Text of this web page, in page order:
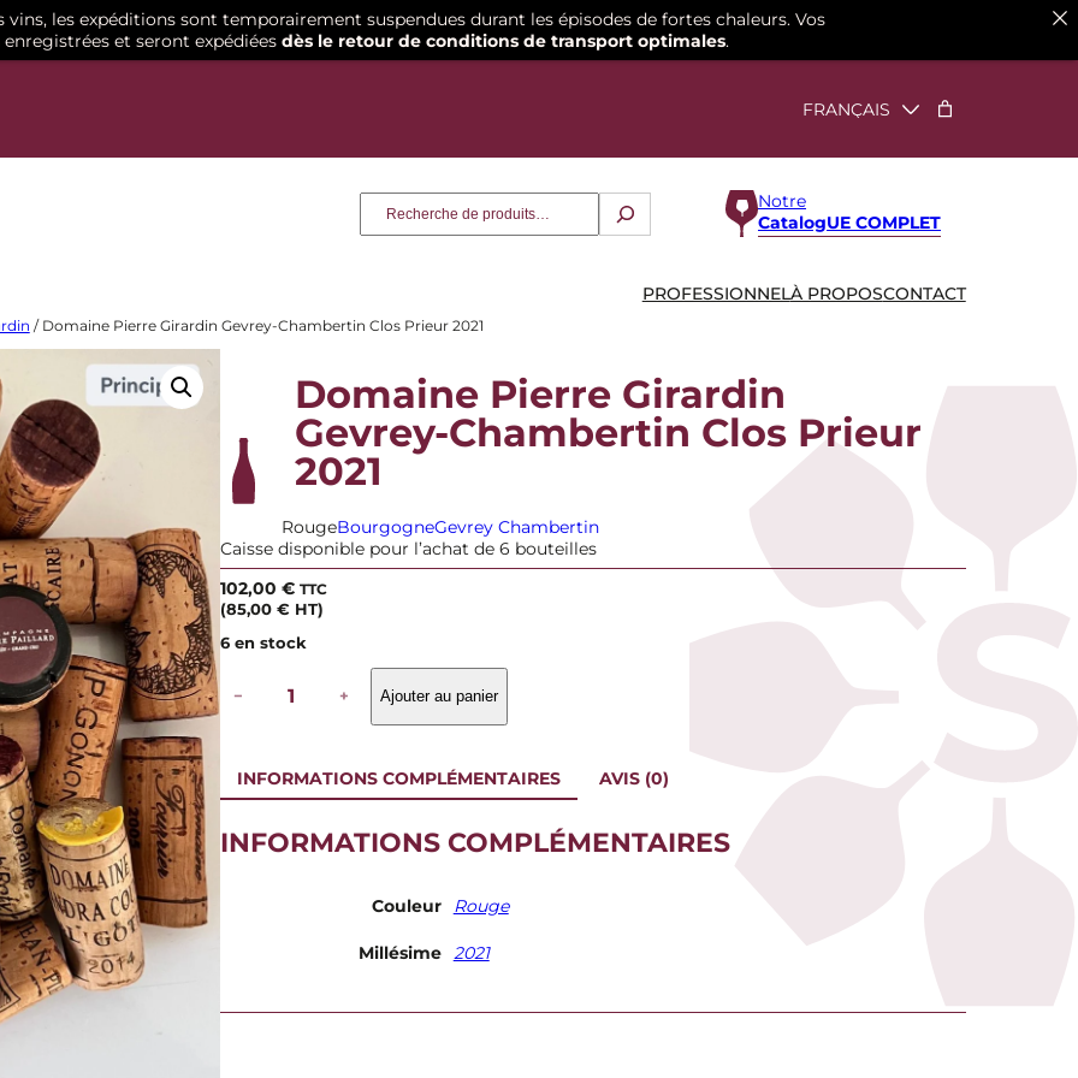
Notre
CatalogUE COMPLET
PROFESSIONNELÀ PROPOSCONTACT
/ Domaine Pierre Girardin Gevrey-Chambertin Clos Prieur 2021
Domaine Pierre Girardin
Gevrey-Chambertin Clos Prieur
2021
RougeBourgogneGevrey Chambertin
Caisse disponible pour l’achat de 6 bouteilles
102,00 € TTC
(85,00 €HT)
6 en stock
u
a
t
é
d
− + Ajouter au panier
INFORMATIONS COMPLÉMENTAIRES AVIS (0)
INFORMATIONS COMPLÉMENTAIRES
Couleur Rouge
Millésime 2021
les expéditions sont temporairement suspendues durant les épisodes de fortes chaleurs. Vos
et seront expédiées dès le retour de conditions de transport optimales.